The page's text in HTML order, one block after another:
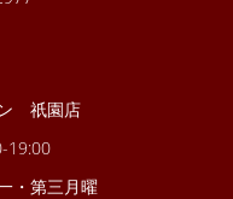
祇園店
19:00
・第三月曜